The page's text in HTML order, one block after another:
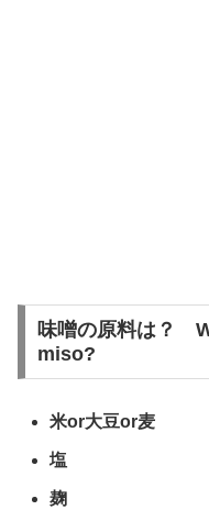
味噌の原料は？
miso?
米or大豆or麦
塩
麹